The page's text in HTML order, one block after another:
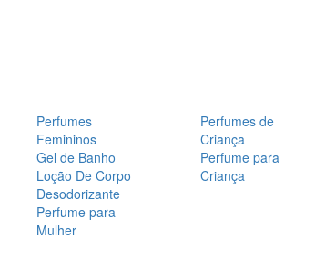
Perfumes
Femininos
Gel de Banho
Loção De Corpo
Desodorizante
Perfume para
Mulher
Perfumes de
Criança
Perfume para
Criança